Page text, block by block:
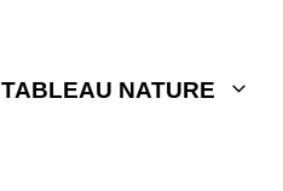
TABLEAU NATURE